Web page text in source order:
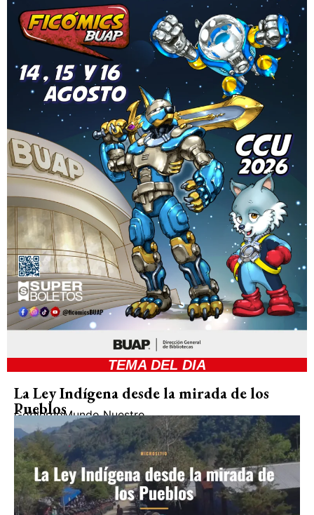
TEMA DEL DIA
La Ley Indígena desde la mirada de los
Pueblos
GobiernoMundo Nuestro